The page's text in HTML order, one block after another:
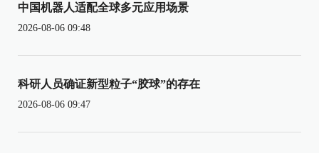
中国机器人适配全球多元应用场景
2026-08-06 09:48
科研人员确证新型粒子“胶球”的存在
2026-08-06 09:47